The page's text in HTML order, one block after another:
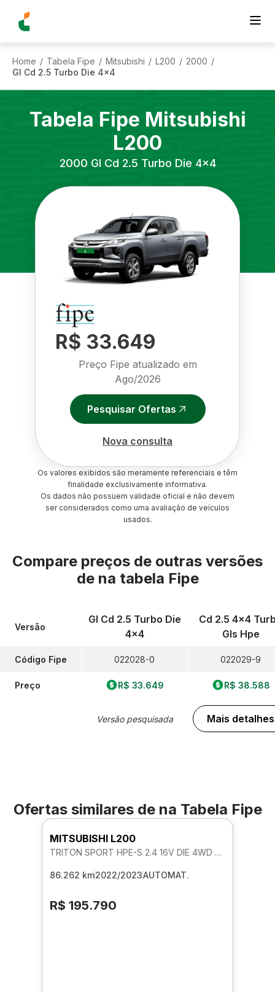
Home / Tabela Fipe / Mitsubishi / L200 / 2000 /
Gl Cd 2.5 Turbo Die 4x4
Tabela Fipe Mitsubishi
L200
2000 Gl Cd 2.5 Turbo Die 4x4
R$ 33.649
Preço Fipe atualizado em
Ago/2026
Pesquisar Ofertas
Nova consulta
Os valores exibidos são meramente referenciais e têm
finalidade exclusivamente informativa.
Os dados não possuem validade oficial e não devem
ser considerados como uma avaliação de veículos
usados.
Compare preços de outras versões
de na tabela Fipe
Versão
Código Fipe
Preço
Gl Cd 2.5 Turbo Die
4x4
022028-0
R$ 33.649
Versão pesquisada
Cd 2.5 4x4
Gls Hpe
022029-9
R$ 38.588
Mais detalhes
Ofertas similares de na Tabela Fipe
MITSUBISHI L200
TRITON SPORT HPE-S 2.4 16V DIE 4WD AUTOMATICO
86.262 km2022/2023AUTOMAT.
R$ 195.790